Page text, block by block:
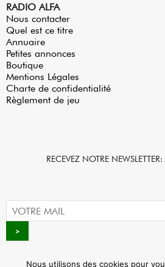
RADIO ALFA
Nous contacter
Quel est ce titre
Annuaire
Petites annonces
Boutique
Mentions Légales
Charte de confidentialité
Règlement de jeu
RECEVEZ NOTRE
Nous utilisons des cookies pour